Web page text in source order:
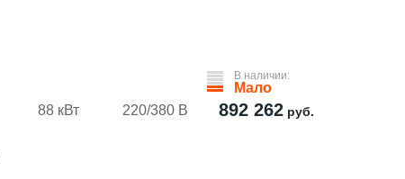
88 кВт 220/380 В
В наличии:
Мало
892 262руб.